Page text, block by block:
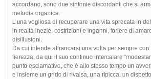
accordano, sono due sinfonie discordanti che si
melodia organica.
L’una vogliosa di recuperare una vita sprecata in
in realtà inezie, costrizioni e inganni, foriere di
disillusioni.
Da cui intende affrancarsi una volta per sempre con
fierezza, da qui il suo continuo intercalare
punto esclamativo, che è allo stesso tempo un
e insieme un grido di rivalsa, una ripicca, un